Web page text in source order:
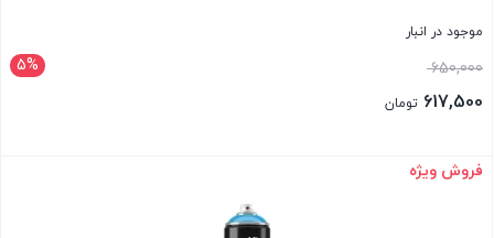
موجود در انبار
5% 650,000قیمت
اصلی:
بود.
617,500 تومان
فعلی:
بستن
فروش ویژه